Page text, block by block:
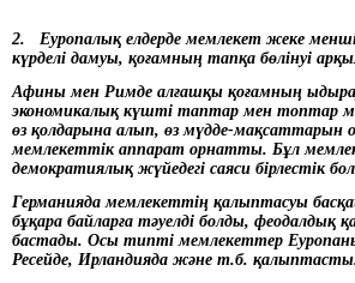
2. Еуропалық елдерде мемлекет жеке
күрделі дамуы, қоғамның тапқа бөлінуі
Афины мен Римде алғашқы қоғамның
экономикалық күшті таптар мен топтар
өз қолдарына алып, өз мүдде-мақсаттарын
мемлекеттік аппарат орнатты. Бұл
демократиялық жүйедегі саяси бірлестік
Германияда мемлекеттің қалыптасуы
бұқара байларға тәуелді болды, феодалдық
бастады. Осы типті мемлекеттер
Ресейде, Ирландияда және т.б.